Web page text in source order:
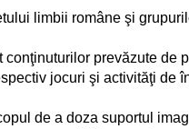
limbii române şi
prevăzute
jocuri şi activităţi de
de a doza suportul